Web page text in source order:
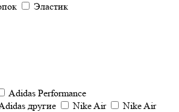
Эластик
Adidas Performance
другие Nike Air
Nike Air